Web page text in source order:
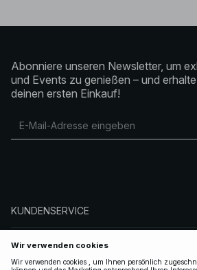
Abonniere unseren Newsletter, um
und Events zu genießen – und
deinen ersten Einkauf!
KUNDENSERVICE
ÜBER NA-KD